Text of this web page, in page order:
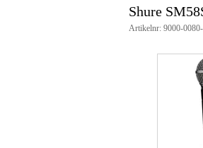
kleur:
Shure
Artikelnr: 9000-